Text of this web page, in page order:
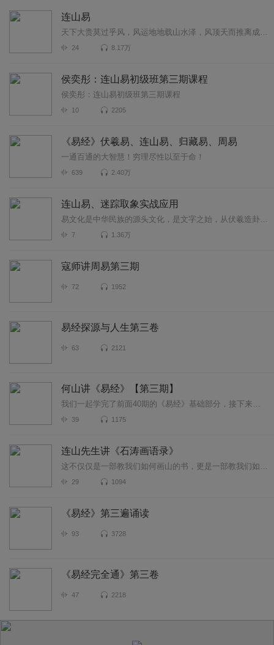
连山易
24 8.17万
侯奕彤：连山易初级班第三期课程
侯奕彤：连山易初级班第三期课程
10 2205
《易经》伏羲易、连山易、归藏易、周易
一通百通的大智慧！穷理尽性以至于命！
639 2.40万
连山易、迷踪取象实战应用
7 1.36万
寇师讲周易第三期
72 1952
易经探源与人生第三卷
63 2121
何山讲《易经》【第三期】
39 1175
连山先生讲《石涛画语录》
29 1094
《易经》第三遍诵读
93 3728
《易经完全通》第三卷
47 2218